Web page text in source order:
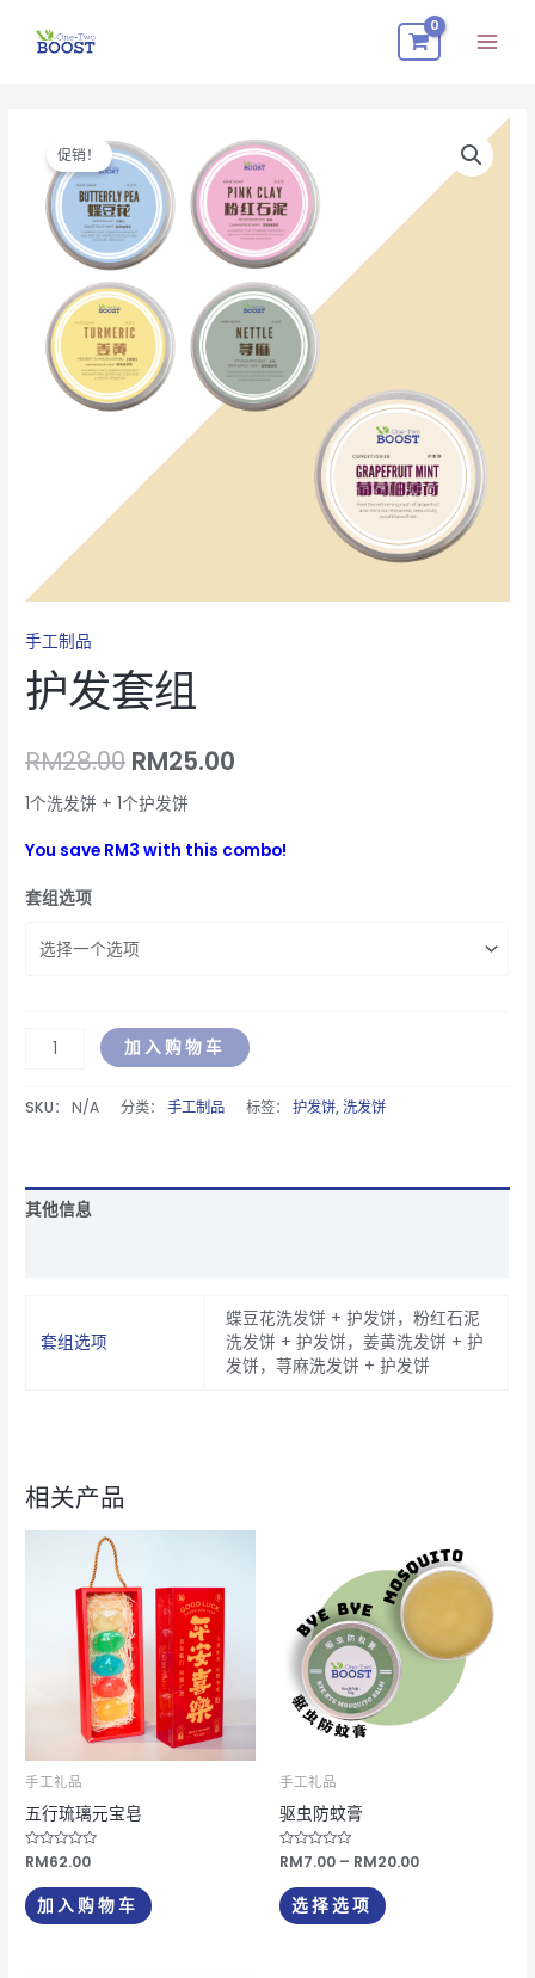
促销！
手工制品
护发套组
RM28.00
原
价
为：
RM28.00。
RM25.00
当
前
价
格
为：
RM25.00。
1个洗发饼 + 1个护发饼
You save RM3 with this combo!
套组选项
Care
Combo
加入购物车
SKU：N/A 分类：手工制品 标签：护发饼,洗发饼
其他信息
套组选项
蝶豆花洗发饼 + 护发饼，粉红石泥
洗发饼 + 护发饼，姜黄洗发饼 + 护
发饼，荨麻洗发饼 + 护发饼
相关产品
手工礼品
五行琉璃元宝皂
评
分
&sol;
5
RM62.00
加入购物车
手工礼品
驱虫防蚊膏
评
分
&sol;
5
RM7.00 – RM20.00
格
范
RM20.00
选择选项
产
品
有
多
种
变
品
页